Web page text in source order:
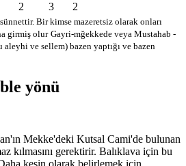
2 3 2
Bir kimse mazeretsiz olarak onları
girmiş olur Gayri-mğekkede veya Mustahab -
ve sellem) bazen yaptığı ve bazen
yönü
Mekke'deki Kutsal Cami'de bulunan
kılmasını gerektirir. Balıklava için bu